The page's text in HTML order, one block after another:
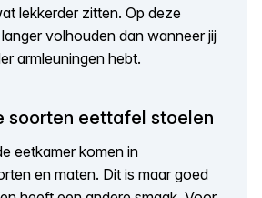
lekkerder zitten. Op deze
volhouden dan wanneer jij
armleuningen hebt.
soorten eettafel stoelen
eetkamer komen in
en maten. Dit is maar goed